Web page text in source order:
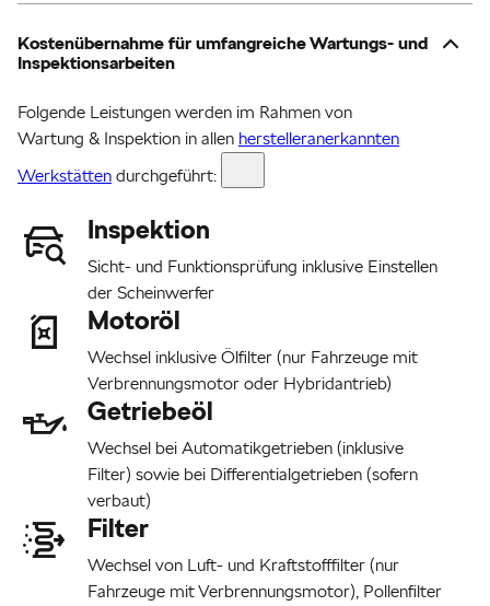
Kostenübernahme für umfangreiche Wartungs- und
Inspektionsarbeiten
Folgende Leistungen werden im Rahmen von
Wartung & Inspektion in allen herstelleranerkannten
Werkstätten durchgeführt:
Inspektion
Sicht- und Funktionsprüfung inklusive Einstellen
der Scheinwerfer
Motoröl
Wechsel inklusive Ölfilter (nur Fahrzeuge mit
Verbrennungsmotor oder Hybridantrieb)
Getriebeöl
Wechsel bei Automatikgetrieben (inklusive
Filter) sowie bei Differentialgetrieben (sofern
verbaut)
Filter
Wechsel von Luft- und Kraftstofffilter (nur
Fahrzeuge mit Verbrennungsmotor), Pollenfilter